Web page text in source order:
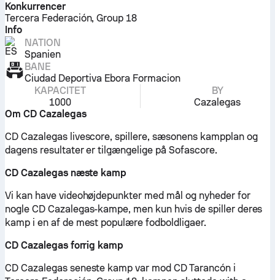
Konkurrencer
Tercera Federación, Group 18
Info
NATION
Spanien
BANE
Ciudad Deportiva Ebora Formacion
KAPACITET
1000
BY
Cazalegas
Om CD Cazalegas
CD Cazalegas livescore, spillere, sæsonens kampplan og
dagens resultater er tilgængelige på Sofascore.
CD Cazalegas næste kamp
Vi kan have videohøjdepunkter med mål og nyheder for
nogle CD Cazalegas-kampe, men kun hvis de spiller deres
kamp i en af de mest populære fodboldligaer.
CD Cazalegas forrig kamp
CD Cazalegas seneste kamp var mod CD Tarancón i